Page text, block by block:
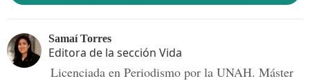
Samaí Torres
Editora de la sección Vida
Licenciada en Periodismo por la UNAH. Máster